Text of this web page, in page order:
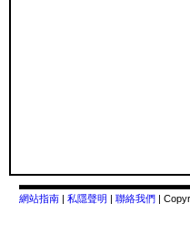
網站指南 | 私隱聲明 | 聯絡我們 |